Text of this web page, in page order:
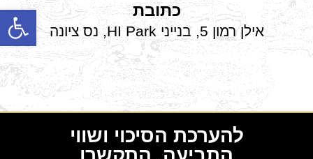
כתובת
אילן רמון 5, בנייני HI Park, נס ציונה
להערכת הסיכוי ושווי